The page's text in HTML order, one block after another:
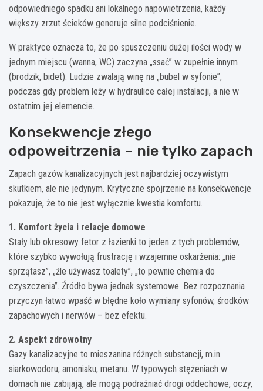
odpowiedniego spadku ani lokalnego napowietrzenia, każdy
większy zrzut ścieków generuje silne podciśnienie.
W praktyce oznacza to, że po spuszczeniu dużej ilości wody w
jednym miejscu (wanna, WC) zaczyna „ssać” w zupełnie innym
(brodzik, bidet). Ludzie zwalają winę na „bubel w syfonie”,
podczas gdy problem leży w hydraulice całej instalacji, a nie w
ostatnim jej elemencie.
Konsekwencje złego
odpoweitrzenia – nie tylko zapach
Zapach gazów kanalizacyjnych jest najbardziej oczywistym
skutkiem, ale nie jedynym. Krytyczne spojrzenie na konsekwencje
pokazuje, że to nie jest wyłącznie kwestia komfortu.
1. Komfort życia i relacje domowe
Stały lub okresowy fetor z łazienki to jeden z tych problemów,
które szybko wywołują frustrację i wzajemne oskarżenia: „nie
sprzątasz”, „źle używasz toalety”, „to pewnie chemia do
czyszczenia”. Źródło bywa jednak systemowe. Bez rozpoznania
przyczyn łatwo wpaść w błędne koło wymiany syfonów, środków
zapachowych i nerwów – bez efektu.
2. Aspekt zdrowotny
Gazy kanalizacyjne to mieszanina różnych substancji, m.in.
siarkowodoru, amoniaku, metanu. W typowych stężeniach w
domach nie zabijają, ale mogą podrażniać drogi oddechowe, oczy,